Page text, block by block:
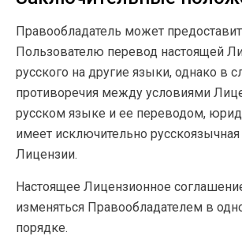
Правообладатель может
Пользователю перевод настоящей
русского на другие языки, однако в
противоречия между условиями
русском языке и ее переводом,
имеет исключительно
Лицензии.
Настоящее Лицензионное
изменяться Правообладателем в
порядке.